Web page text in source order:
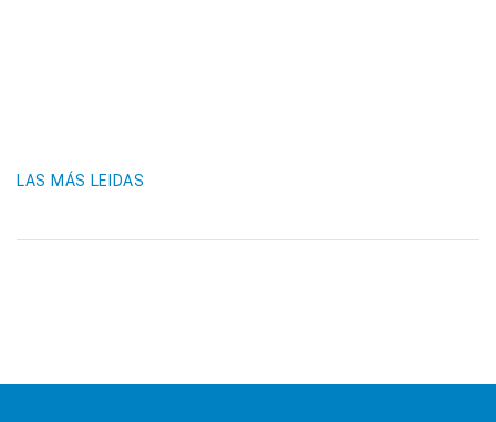
LAS MÁS LEIDAS